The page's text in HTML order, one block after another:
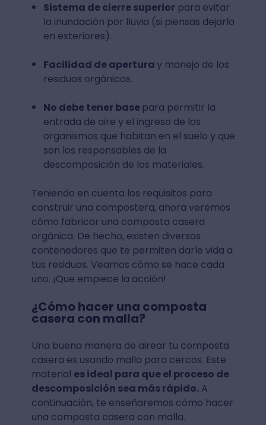
Sistema de cierre superior para evitar
la inundación por lluvia (si piensas dejarlo
en exteriores).
Facilidad de aperturay manejo de los
residuos orgánicos.
No debe tener base para permitir la
entrada de aire y el ingreso de los
organismos que habitan en el suelo y que
son los responsables de la
descomposición de los materiales.
Teniendo en cuenta los requisitos para
construir una compostera, ahora veremos
cómo fabricar una composta casera
orgánica. De hecho, existen diversos
contenedores que te permiten darle vida a
tus residuos. Veamos cómo se hace cada
uno. ¡Que empiece la acción!
¿Cómo hacer una composta
casera con malla?
Una buena manera de airear tu composta
casera es usando malla para cercos. Este
material es ideal para que el proceso de
descomposición sea más rápido.A
continuación, te enseñaremos cómo hacer
una composta casera con malla.